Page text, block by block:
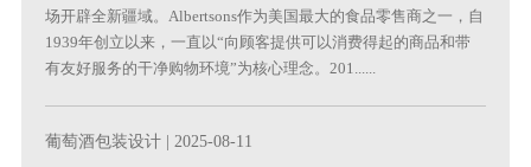
场开辟全新疆域。Albertsons作为美国最大的食品零售商之一，自
1939年创立以来，一直以“向顾客提供可以消费得起的商品和带
有友好服务的干净购物环境”为核心理念。201......
葡萄酒包装设计 | 2025-08-11